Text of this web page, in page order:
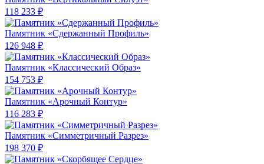
118 233 ₽
Памятник «Сдержанный Профиль»
126 948 ₽
Памятник «Классический Образ»
154 753 ₽
Памятник «Арочный Контур»
116 283 ₽
Памятник «Симметричный Разрез»
198 370 ₽